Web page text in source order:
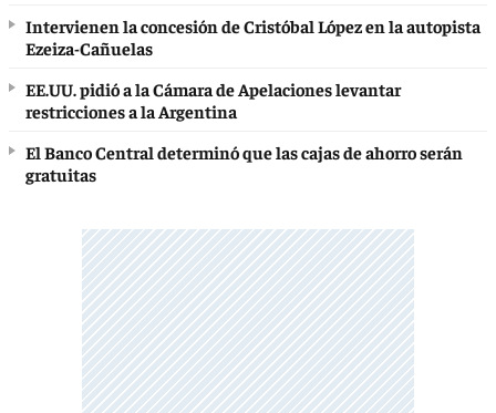
Intervienen la concesión de Cristóbal López en la autopista
Ezeiza-Cañuelas
EE.UU. pidió a la Cámara de Apelaciones levantar
restricciones a la Argentina
El Banco Central determinó que las cajas de ahorro serán
gratuitas